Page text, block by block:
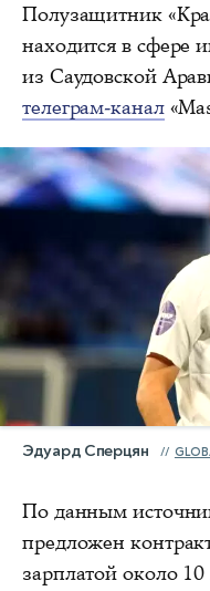
Полузащитник
находится в сфере
из Саудовской
телеграм-канал
Эдуард Сперцян
По данным
предложен
зарплатой около